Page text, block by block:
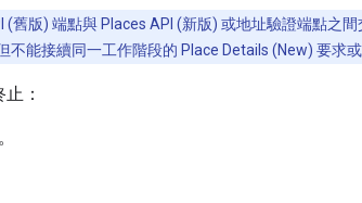
(舊版) 端點與 Places API (新版) 或地址驗證端點之間
不能接續同一工作階段的 Place Details (New) 要求或
：